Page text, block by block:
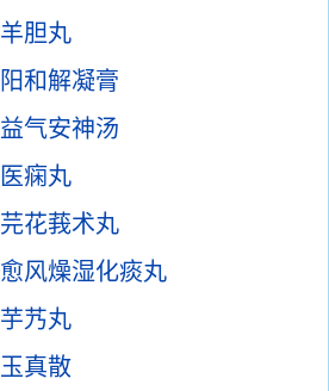
羊胆丸
阳和解凝膏
益气安神汤
医痫丸
芫花莪术丸
愈风燥湿化痰丸
芋艿丸
玉真散